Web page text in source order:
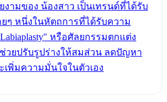
งามของ น้องสาว เป็นเทรนด์ที่ได้รับ
ๆ หนึ่งในหัตถการที่ได้รับความ
หรือศัลยกรรมตกแต่ง
ช่วยปรับรูปร่างให้สมส่วน ลดปัญหา
พิ่มความมั่นใจในตัวเอง